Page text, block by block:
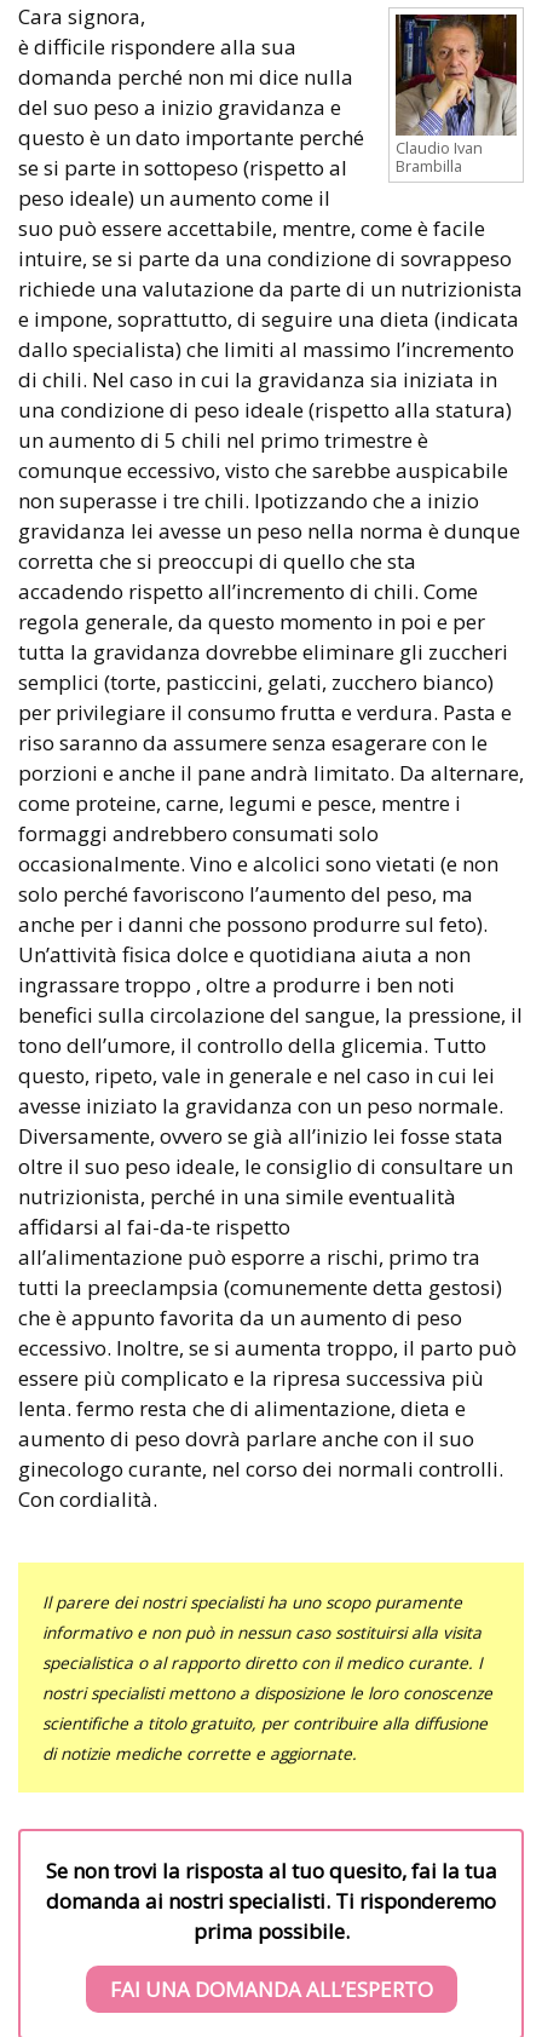
Claudio Ivan
Brambilla
Cara signora,
è difficile rispondere alla sua
domanda perché non mi dice nulla
del suo peso a inizio gravidanza e
questo è un dato importante perché
se si parte in sottopeso (rispetto al
peso ideale) un aumento come il
suo può essere accettabile, mentre, come è facile
intuire, se si parte da una condizione di sovrappeso
richiede una valutazione da parte di un nutrizionista
e impone, soprattutto, di seguire una dieta (indicata
dallo specialista) che limiti al massimo l’incremento
di chili. Nel caso in cui la gravidanza sia iniziata in
una condizione di peso ideale (rispetto alla statura)
un aumento di 5 chili nel primo trimestre è
comunque eccessivo, visto che sarebbe auspicabile
non superasse i tre chili. Ipotizzando che a inizio
gravidanza lei avesse un peso nella norma è dunque
corretta che si preoccupi di quello che sta
accadendo rispetto all’incremento di chili. Come
regola generale, da questo momento in poi e per
tutta la gravidanza dovrebbe eliminare gli zuccheri
semplici (torte, pasticcini, gelati, zucchero bianco)
per privilegiare il consumo frutta e verdura. Pasta e
riso saranno da assumere senza esagerare con le
porzioni e anche il pane andrà limitato. Da alternare,
come proteine, carne, legumi e pesce, mentre i
formaggi andrebbero consumati solo
occasionalmente. Vino e alcolici sono vietati (e non
solo perché favoriscono l’aumento del peso, ma
anche per i danni che possono produrre sul feto).
Un’attività fisica dolce e quotidiana aiuta a non
ingrassare troppo , oltre a produrre i ben noti
benefici sulla circolazione del sangue, la pressione, il
tono dell’umore, il controllo della glicemia. Tutto
questo, ripeto, vale in generale e nel caso in cui lei
avesse iniziato la gravidanza con un peso normale.
Diversamente, ovvero se già all’inizio lei fosse stata
oltre il suo peso ideale, le consiglio di consultare un
nutrizionista, perché in una simile eventualità
affidarsi al fai-da-te rispetto
all’alimentazione può esporre a rischi, primo tra
tutti la preeclampsia (comunemente detta gestosi)
che è appunto favorita da un aumento di peso
eccessivo. Inoltre, se si aumenta troppo, il parto può
essere più complicato e la ripresa successiva più
lenta. fermo resta che di alimentazione, dieta e
aumento di peso dovrà parlare anche con il suo
ginecologo curante, nel corso dei normali controlli.
Con cordialità.
Il parere dei nostri specialisti ha uno scopo puramente
informativo e non può in nessun caso sostituirsi alla visita
specialistica o al rapporto diretto con il medico curante. I
nostri specialisti mettono a disposizione le loro conoscenze
scientifiche a titolo gratuito, per contribuire alla diffusione
di notizie mediche corrette e aggiornate.
Se non trovi la risposta al tuo quesito, fai la tua
domanda ai nostri specialisti. Ti risponderemo
prima possibile.
FAI UNA DOMANDA ALL’ESPERTO